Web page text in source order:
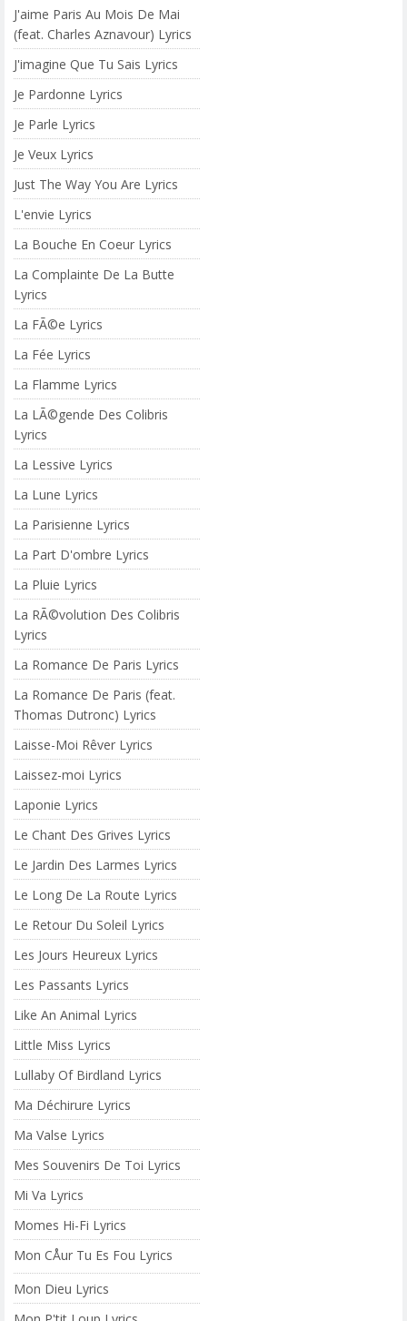
J'aime Paris Au Mois De Mai
(feat. Charles Aznavour) Lyrics
J'imagine Que Tu Sais Lyrics
Je Pardonne Lyrics
Je Parle Lyrics
Je Veux Lyrics
Just The Way You Are Lyrics
L'envie Lyrics
La Bouche En Coeur Lyrics
La Complainte De La Butte
Lyrics
La FÃ©e Lyrics
La Fée Lyrics
La Flamme Lyrics
La LÃ©gende Des Colibris
Lyrics
La Lessive Lyrics
La Lune Lyrics
La Parisienne Lyrics
La Part D'ombre Lyrics
La Pluie Lyrics
La RÃ©volution Des Colibris
Lyrics
La Romance De Paris Lyrics
La Romance De Paris (feat.
Thomas Dutronc) Lyrics
Laisse-Moi Rêver Lyrics
Laissez-moi Lyrics
Laponie Lyrics
Le Chant Des Grives Lyrics
Le Jardin Des Larmes Lyrics
Le Long De La Route Lyrics
Le Retour Du Soleil Lyrics
Les Jours Heureux Lyrics
Les Passants Lyrics
Like An Animal Lyrics
Little Miss Lyrics
Lullaby Of Birdland Lyrics
Ma Déchirure Lyrics
Ma Valse Lyrics
Mes Souvenirs De Toi Lyrics
Mi Va Lyrics
Momes Hi-Fi Lyrics
Mon CÅur Tu Es Fou Lyrics
Mon Dieu Lyrics